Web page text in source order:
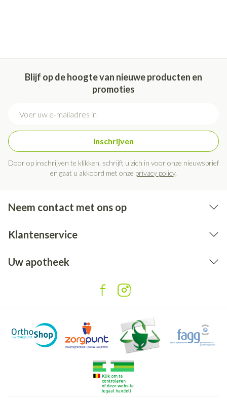
Blijf op de hoogte van nieuwe producten en
promoties
Inschrijven
Door op inschrijven te klikken, schrijft u zich in voor onze nieuwsbrief
en gaat u akkoord met onze privacy policy.
Neem contact met ons op
Klantenservice
Uw apotheek